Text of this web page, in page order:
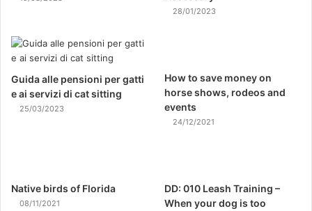
28/01/2023
Guida alle pensioni per gatti
e ai servizi di cat sitting
25/03/2023
How to save money on
horse shows, rodeos and
events
24/12/2021
Native birds of Florida
08/11/2021
DD: 010 Leash Training –
When your dog is too